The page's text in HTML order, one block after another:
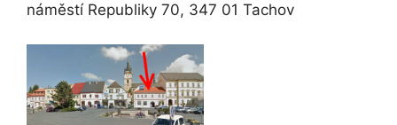
náměstí Republiky 70, 347 01 Tachov